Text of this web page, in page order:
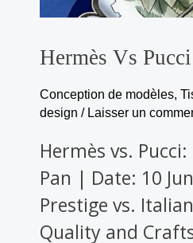
Hermès Vs
Conception de modèles,
design / Laisser un
Hermès vs.
Pan | Date: 10
Prestige vs.
Quality and